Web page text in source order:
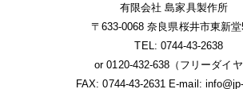
有限会社 島家具製作所
〒633-0068 奈良県桜井市東新堂
TEL: 0744-43-2638
or 0120-432-638（フリーダイヤ
FAX: 0744-43-2631 E-mail: